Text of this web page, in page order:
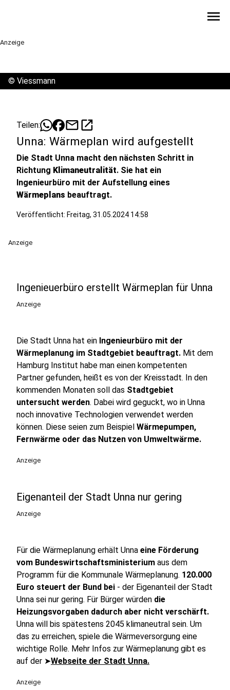
menu
Anzeige
© Viessmann
Teilen: mailopen_in_new
Unna: Wärmeplan wird aufgestellt
Die Stadt Unna macht den nächsten Schritt in
Richtung Klimaneutralität. Sie hat ein
Ingenieurbüro mit der Aufstellung eines
Wärmeplans beauftragt.
Veröffentlicht: Freitag, 31.05.2024 14:58
Anzeige
Ingenieuerbüro erstellt Wärmeplan für Unna
Anzeige
Die Stadt Unna hat ein Ingenieurbüro mit der
Wärmeplanung im Stadtgebiet beauftragt. Mit dem
Hamburg Institut habe man einen kompetenten
Partner gefunden, heißt es von der Kreisstadt. In den
kommenden Monaten soll das Stadtgebiet
untersucht werden. Dabei wird geguckt, wo in Unna
noch innovative Technologien verwendet werden
können. Diese seien zum Beispiel Wärmepumpen,
Fernwärme oder das Nutzen von Umweltwärme.
Anzeige
Eigenanteil der Stadt Unna nur gering
Anzeige
Für die Wärmeplanung erhält Unna eine Förderung
vom Bundeswirtschaftsministerium aus dem
Programm für die Kommunale Wärmeplanung. 120.000
Euro steuert der Bund bei - der Eigenanteil der Stadt
Unna sei nur gering. Für Bürger würden die
Heizungsvorgaben dadurch aber nicht verschärft.
Unna will bis spätestens 2045 klimaneutral sein. Um
das zu erreichen, spiele die Wärmeversorgung eine
wichtige Rolle. Mehr Infos zur Wärmeplanung gibt es
auf der ➤Webseite der Stadt Unna.
Anzeige